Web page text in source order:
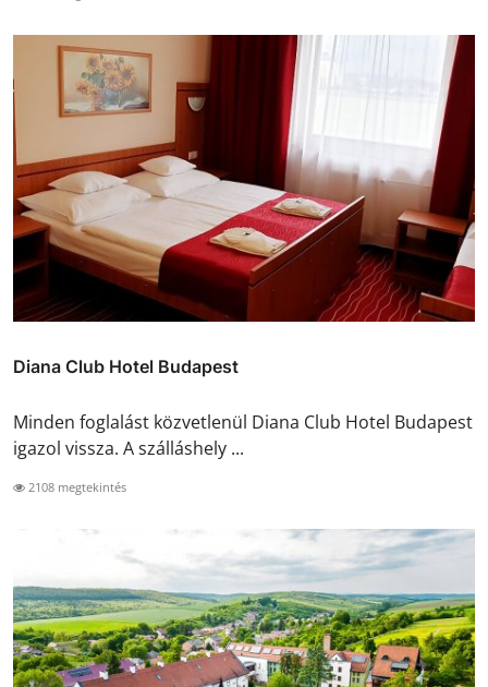
Diana Club Hotel Budapest
Minden foglalást közvetlenül Diana Club Hotel Budapest
igazol vissza. A szálláshely ...
2108 megtekintés